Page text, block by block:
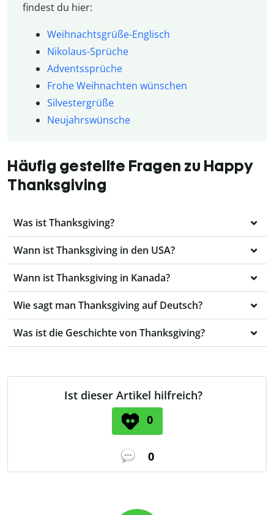
findest du hier:
Weihnachtsgrüße-Englisch
Nikolaus-Sprüche
Adventssprüche
Frohe Weihnachten wünschen
Silvestergrüße
Neujahrswünsche
Häufig gestellte Fragen zu Happy
Thanksgiving
Was ist Thanksgiving?
Wann ist Thanksgiving in den USA?
Wann ist Thanksgiving in Kanada?
Wie sagt man Thanksgiving auf Deutsch?
Was ist die Geschichte von Thanksgiving?
Ist dieser Artikel hilfreich?
0
0